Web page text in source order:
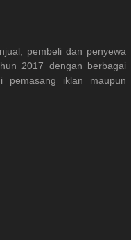
pembeli dan penyewa
2017 dengan berbagai
pemasang iklan maupun